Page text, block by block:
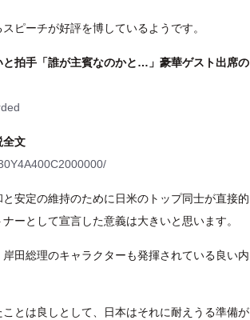
ピーチが好評を博しているようです。
と拍手「誰が主賓なのかと…」豪華ゲスト出席の
全文
安定の維持のために日米のトップ同士が直接的
ーとして宣言した意義は大きいと思います。
田総理のキャラクターも発揮されている良い内
とは良しとして、日本はそれに耐えうる準備が